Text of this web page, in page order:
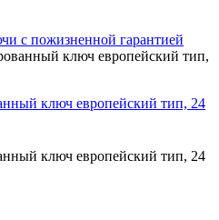
с пожизненной гарантией
ключ европейский тип,